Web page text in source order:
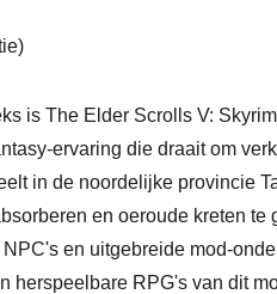
is The Elder Scrolls V:
ervaring die draait om
in de noordelijke provincie
en oeroude kreten
en uitgebreide mod-
herspeelbare RPG's van dit